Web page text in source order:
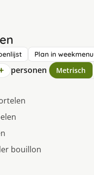
Plan in weekmenu
personen Metrisch
bouillon